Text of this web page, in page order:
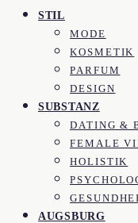
STIL
MODE
KOSMETIK
PARFUM
DESIGN
SUBSTANZ
DATING &
FEMALE
HOLISTIK
AUGSBURG